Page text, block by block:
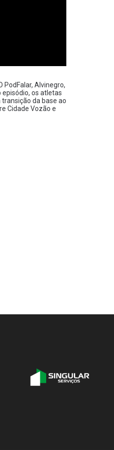
PodFalar, Alvinegro,
episódio, os atletas
da base ao
Cidade Vozão e